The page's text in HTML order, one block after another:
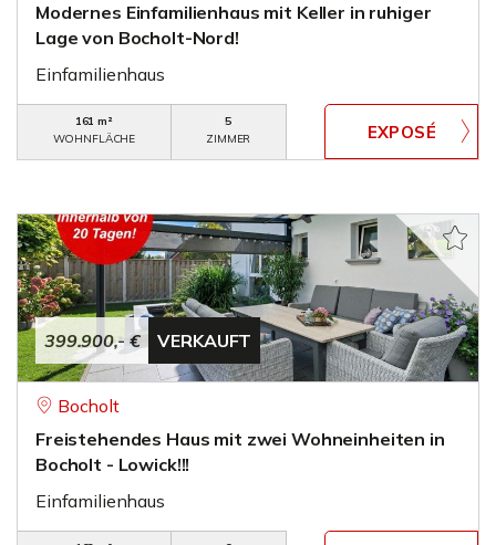
Modernes Einfamilienhaus mit Keller in ruhiger
Lage von Bocholt-Nord!
Einfamilienhaus
161 m²
WOHNFLÄCHE
5
ZIMMER
399.900,- € VERKAUFT
Bocholt
Freistehendes Haus mit zwei Wohneinheiten in
Bocholt - Lowick!!!
Einfamilienhaus